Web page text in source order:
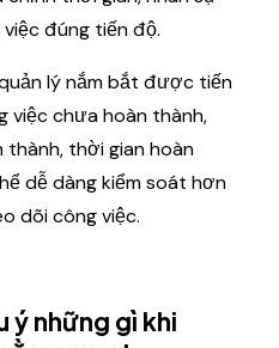
đúng tiến độ.
lý nắm bắt được tiến
việc chưa hoàn thành,
thời gian hoàn
dễ dàng kiểm soát hơn
dõi công việc.
ý những gì khi